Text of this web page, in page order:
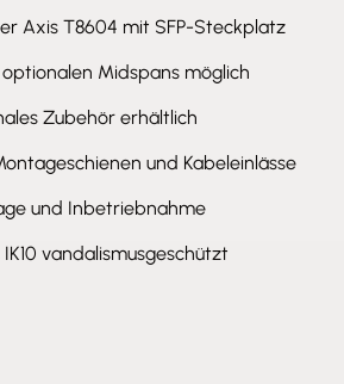
Axis T8604 mit SFP-Steckplatz
Midspans möglich
Zubehör erhältlich
und Kabeleinlässe
und Inbetriebnahme
vandalismusgeschützt